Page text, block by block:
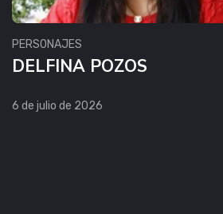
PERSONAJES
DELFINA POZOS
6 de julio de 2026